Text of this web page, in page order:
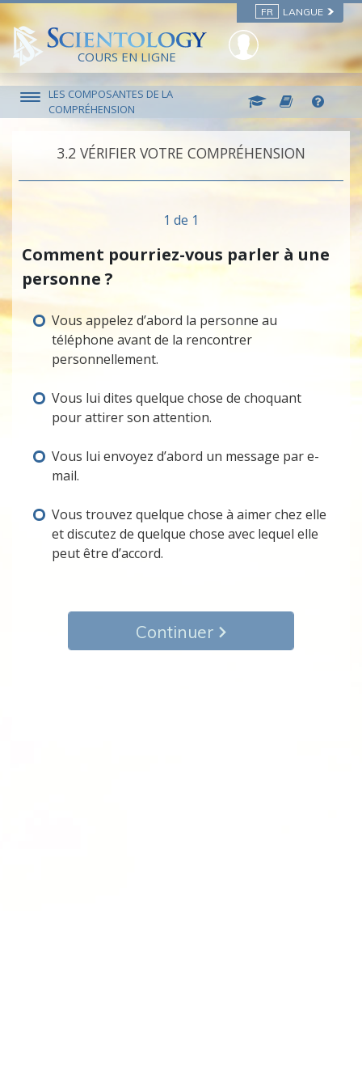
FR LANGUE
COURS EN LIGNE
LES COMPOSANTES DE LA
COMPRÉHENSION
3.‎2 VÉRIFIER VOTRE COMPRÉHENSION
1 de 1
Comment pourriez-vous parler à une
personne ?
Vous appelez d’abord la personne au
téléphone avant de la rencontrer
personnellement.
Vous lui dites quelque chose de choquant
pour attirer son attention.
Vous lui envoyez d’abord un message par e-
mail.
Vous trouvez quelque chose à aimer chez elle
et discutez de quelque chose avec lequel elle
peut être d’accord.
Continuer